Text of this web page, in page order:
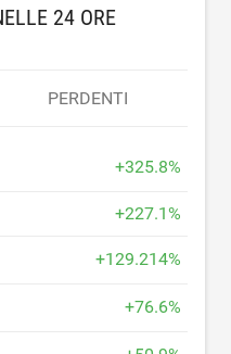
24 ORE
PERDENTI
+325.8%
+227.1%
+129.214%
+76.6%